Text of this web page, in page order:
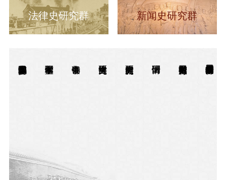
室
法律史研究群 新闻史研究群